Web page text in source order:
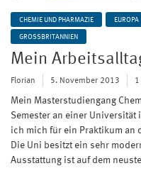
CHEMIE UND PHARMAZIE EUROPA
GROSSBRITANNIEN
Mein
Florian 5. November 2013
Mein Masterstudiengang
Semester an einer
ich mich für ein Praktikum an
Die Uni besitzt ein sehr
Ausstattung ist auf dem